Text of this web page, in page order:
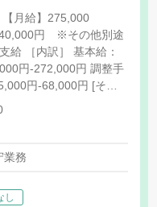
円 ※その他別途
給 ［内訳］ 基本給：
円-272,000円 調整手
円-68,000円 [その
] 準夜勤務手当 1回
円 5回程度/月 住宅手
通勤手当 上限
業務
し